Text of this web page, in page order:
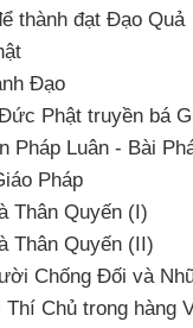
thành đạt Đạo Quả
Đạo
Phật truyền bá
Pháp Luân - Bài
Pháp
Thân Quyến (I)
Thân Quyến (II)
Chống Đối và
Chủ trong hàng